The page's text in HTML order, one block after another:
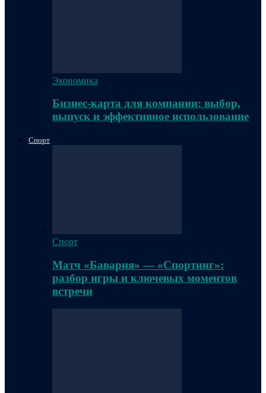
Экономика
Бизнес-карта для компании: выбор,
выпуск и эффективное использование
Спорт
Спорт
Матч «Бавария» — «Спортинг»:
разбор игры и ключевых моментов
встречи